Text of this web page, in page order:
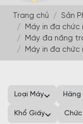
Trang chủ Sản
Máy in đa chức
Máy đa năng
Máy in đa chức
Loại Máy Hãng
Khổ Giấy Chức